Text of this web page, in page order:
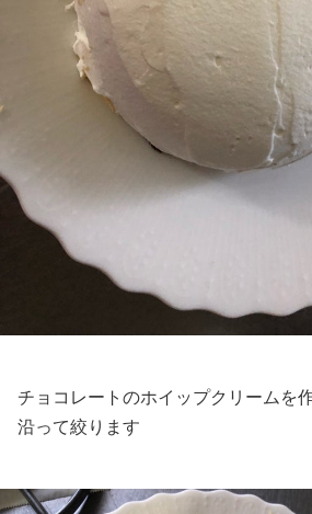
チョコレートのホイップクリームを
沿って絞ります